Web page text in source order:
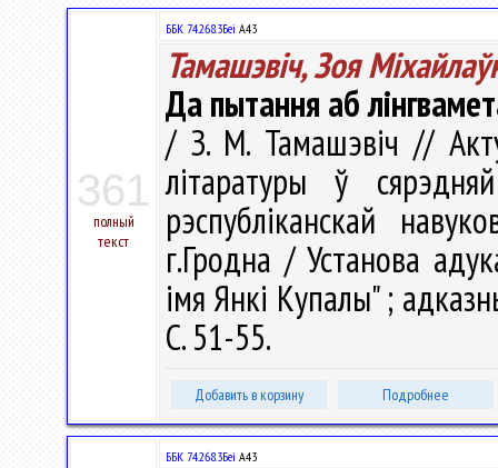
361
полный
текст
ББК 74.268.3Беі А43
Тамашэвіч, Зоя
Да пытання аб
/ З. М. Тамашэвіч //
літаратуры ў
рэспубліканскай
г.Гродна / Установа
імя Янкі Купалы" ;
С. 51-55.
Добавить в корзину Подробнее
ББК 74.268.3Беі А43